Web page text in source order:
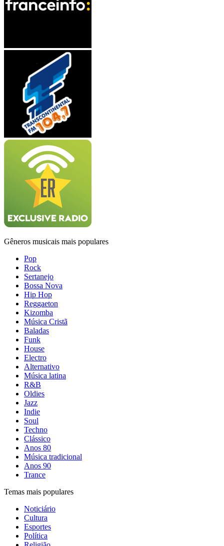
Gêneros musicais mais populares
Pop
Rock
Sertanejo
Bossa Nova
Hip Hop
Reggaeton
Kizomba
Música Cristã
Baladas
Funk
House
Electro
Alternativo
Música latina
R&B
Oldies
Jazz
Indie
Soul
Techno
Clássico
Anos 80
Música tradicional
Anos 90
Trance
Temas mais populares
Noticiário
Cultura
Esportes
Política